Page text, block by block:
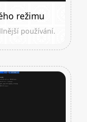
režimu
používání.